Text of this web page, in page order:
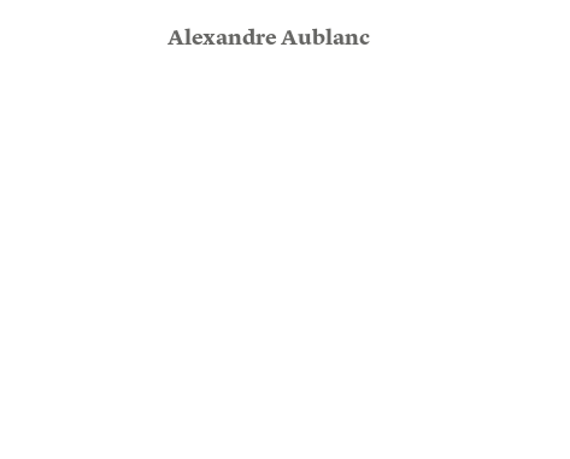
Alexandre Aublanc